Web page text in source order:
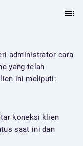
administrator cara
yang telah
ini meliputi:
koneksi klien
saat ini dan